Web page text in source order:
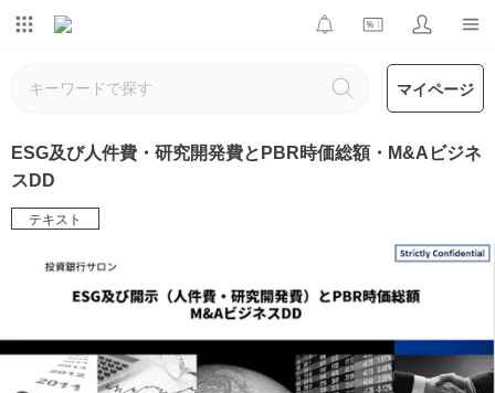
マイページ
ESG及び人件費・研究開発費とPBR時価総額・M&Aビジネ
スDD
テキスト